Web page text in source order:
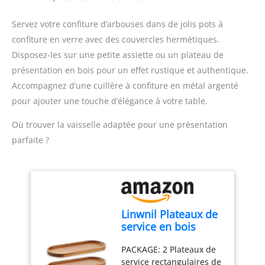
purée, nettoyer, cuire
des œufs, fermenter,
cuisson lente et sous-
vide, réglage de la vitesse
à 10 niveaux et fonction
turbo supplémentaire
impulsion, rotation à
gauche pour mélanger
soupes, risottos, ragoûts
Sans broyage Intelligent,
intelligent, Monsieur
Cuisine Smart : avec
application gratuite Pilot
Cooking – plus de 1 000
recettes avec instructions
non garanti), cuisson
basse température,
broyer, pulvériser,
fouetter, garder au
chaud, confit, moudre,
trancher, cuire, remuer,
mixer, mijoter, bain-
marie, pocher, fonction
turbo, yaourt et purée
CONNEXION WIFI. Avec
télécharger plus de 150
recettes guidées pas á
pas et mise à jour
periodiquement.
Nécessite WIFI 2,4 GHz.
langues, français inclus
Servez votre confiture d’arbouses dans de jolis pots à
confiture en verre avec des couvercles hermétiques.
Disposez-les sur une petite assiette ou un plateau de
présentation en bois pour un effet rustique et authentique.
Accompagnez d’une cuillère à confiture en métal argenté
pour ajouter une touche d’élégance à votre table.
Où trouver la vaisselle adaptée pour une présentation
parfaite ?
Linwnil Plateaux de
service en bois
ovales en bois pour
PACKAGE: 2 Plateaux de
service rectangulaires de